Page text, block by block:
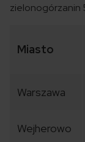
zielonogórzanin
Miasto
Warszawa
Wejherowo